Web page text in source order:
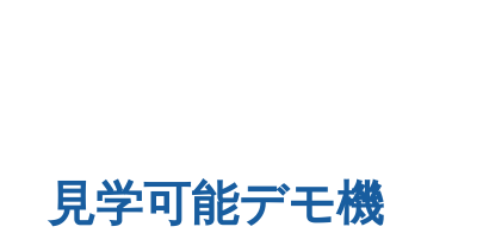
見学可能デモ機